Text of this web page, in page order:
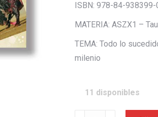
ISBN: 978-84-938399-
MATERIA: ASZX1 –
TEMA: Todo lo
milenio
11 disponibles